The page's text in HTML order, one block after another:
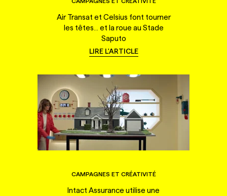
Air Transat et Celsius font tourner
les têtes... et la roue au Stade
Saputo
LIRE L'ARTICLE
CAMPAGNES ET CRÉATIVITÉ
Intact Assurance utilise une